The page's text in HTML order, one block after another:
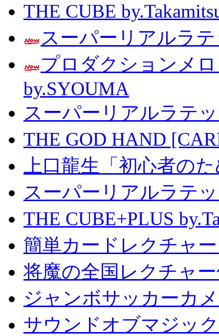
THE CUBE
スーパーリアルラ
プロダクションメ
by.SYOUMA
スーパーリアルラテ
THE GOD HAND
上口龍生「初心者の
スーパーリアルラテ
THE CUBE+PLUS
簡単カードレクチャ
将魔の全国レクチャ
ジャンボサッカーカ
サウンドオブマジッ